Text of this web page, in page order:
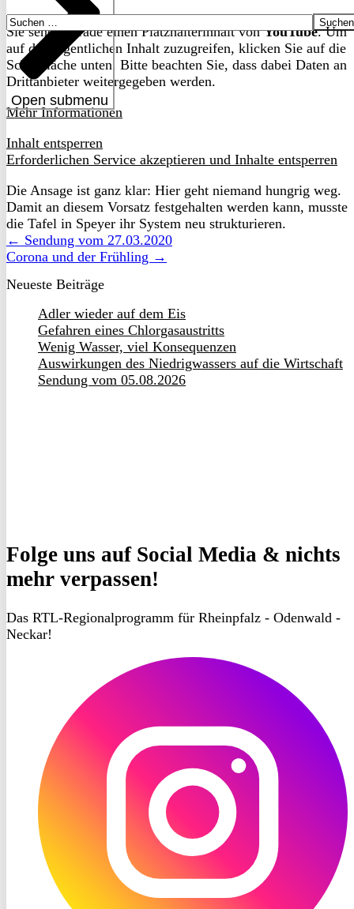
Open submenu
Suchen
nach:
Sie sehen gerade einen Platzhalterinhalt vonYouTube. Um
auf den eigentlichen Inhalt zuzugreifen, klicken Sie auf die
Schaltfläche unten. Bitte beachten Sie, dass dabei Daten an
Drittanbieter weitergegeben werden.
Mehr Informationen
Inhalt entsperren
Erforderlichen Service akzeptieren und Inhalte entsperren
Die Ansage ist ganz klar: Hier geht niemand hungrig weg.
Damit an diesem Vorsatz festgehalten werden kann, musste
die Tafel in Speyer ihr System neu strukturieren.
← Sendung vom 27.03.2020
Corona und der Frühling →
Neueste Beiträge
Adler wieder auf dem Eis
Gefahren eines Chlorgasaustritts
Wenig Wasser, viel Konsequenzen
Auswirkungen des Niedrigwassers auf die Wirtschaft
Sendung vom 05.08.2026
Folge uns auf Social Media & nichts
mehr verpassen!
Das RTL-Regionalprogramm für Rheinpfalz - Odenwald -
Neckar!
Instagram